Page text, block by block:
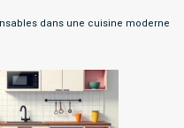
dans une cuisine moderne